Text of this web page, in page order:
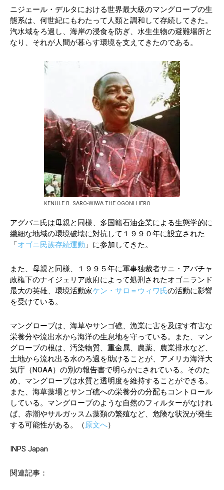
ニジェール・デルタにおける世界最大級のマングローブの生
態系は、何世紀にもわたって人類と調和して存続してきた。
汽水域をろ過し、海岸の浸食を防ぎ、水生生物の避難場所と
なり、それが人間が暮らす環境を支えてきたのである。
KENULE B. SARO-WIWA THE OGONI HERO
アグバニ氏は母親と同様、多国籍石油企業による生態学的に
繊細な地域の環境破壊に対抗して１９９０年に設立された
「オゴニ民族存続運動 」に参加してきた。
また、母親と同様、１９９５年に軍事独裁者サニ・アバチャ
政権下のナイジェリア政府によって処刑されたオゴニランド
最大の英雄、環境活動家ケン・サロ＝ウィワ氏の活動に影響
を受けている。
マングローブは、海草やサンゴ礁、漁業に害を及ぼす有害な
栄養分や流出水から海洋の生息地を守っている。また、マン
グローブの根は、汚染物質、重金属、農薬、農業排水など、
土地から流れ出る水のろ過を助けることが、アメリカ海洋大
気庁（NOAA）の別の報告書で明らかにされている。そのた
め、マングローブは水質と透明度を維持することができる。
また、海草藻場とサンゴ礁への栄養分の分配もコントロール
している。マングローブのような自然のフィルターがなけれ
ば、赤潮やサルガッスム藻類の繁殖など、危険な状況が発生
する可能性がある。（原文へ）
INPS Japan
関連記事：